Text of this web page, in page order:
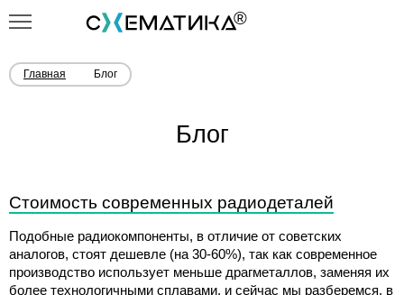
Главная Блог
Блог
Стоимость современных радиодеталей
Подобные радиокомпоненты, в отличие от советских
аналогов, стоят дешевле (на 30-60%), так как современное
производство использует меньше драгметаллов, заменяя их
более технологичными сплавами, и сейчас мы разберемся, в